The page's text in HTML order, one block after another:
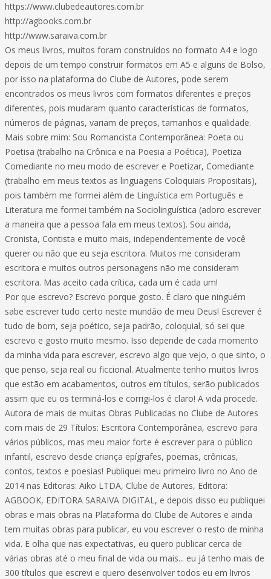
https://www.clubedeautores.com.br
http://agbooks.com.br
http://www.saraiva.com.br
Os meus livros, muitos foram construídos no formato A4 e logo
depois de um tempo construir formatos em A5 e alguns de Bolso,
por isso na plataforma do Clube de Autores, pode serem
encontrados os meus livros com formatos diferentes e preços
diferentes, pois mudaram quanto características de formatos,
números de páginas, variam de preços, tamanhos e qualidade.
Mais sobre mim: Sou Romancista Contemporânea: Poeta ou
Poetisa (trabalho na Crônica e na Poesia a Poética), Poetiza
Comediante no meu modo de escrever e Poetizar, Comediante
(trabalho em meus textos as linguagens Coloquiais Propositais),
pois também me formei além de Linguística em Português e
Literatura me formei também na Sociolinguística (adoro escrever
a maneira que a pessoa fala em meus textos). Sou ainda,
Cronista, Contista e muito mais, independentemente de você
querer ou não que eu seja escritora. Muitos me consideram
escritora e muitos outros personagens não me consideram
escritora. Mas aceito cada crítica, cada um é cada um!
Por que escrevo? Escrevo porque gosto. É claro que ninguém
sabe escrever tudo certo neste mundão de meu Deus! Escrever é
tudo de bom, seja poético, seja padrão, coloquial, só sei que
escrevo e gosto muito mesmo. Isso depende de cada momento
da minha vida para escrever, escrevo algo que vejo, o que sinto, o
que penso, seja real ou ficcional. Atualmente tenho muitos livros
que estão em acabamentos, outros em títulos, serão publicados
assim que eu os terminá-los e corrigi-los é claro! A vida procede.
Autora de mais de muitas Obras Publicadas no Clube de Autores
com mais de 29 Títulos: Escritora Contemporânea, escrevo para
vários públicos, mas meu maior forte é escrever para o público
infantil, escrevo desde criança epígrafes, poemas, crônicas,
contos, textos e poesias! Publiquei meu primeiro livro no Ano de
2014 nas Editoras: Aiko LTDA, Clube de Autores, Editora:
AGBOOK, EDITORA SARAIVA DIGITAL, e depois disso eu publiquei
obras e mais obras na Plataforma do Clube de Autores e ainda
tem muitas obras para publicar, eu vou escrever o resto de minha
vida. E olha que nas expectativas, eu quero publicar cerca de
várias obras até o meu final de vida ou mais... eu já tenho mais de
300 títulos que escrevi e quero desenvolver todos eu em livros